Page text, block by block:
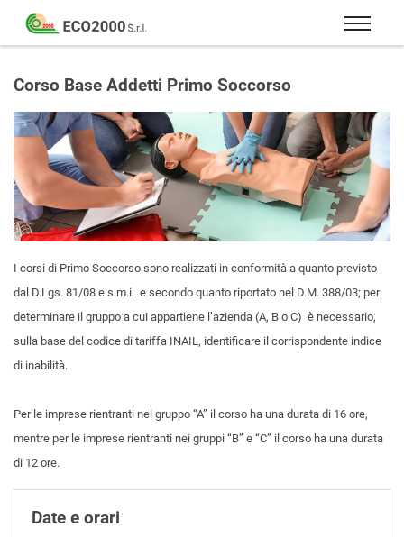
Eco
2000
Formazione
consulenza
per
la
sicurezza
sul
lavoro
–
81/08
Corso Base Addetti Primo Soccorso
I corsi di Primo Soccorso sono realizzati in conformità a quanto previsto
dal D.Lgs. 81/08 e s.m.i. e secondo quanto riportato nel D.M. 388/03; per
determinare il gruppo a cui appartiene l’azienda (A, B o C) è necessario,
sulla base del codice di tariffa INAIL, identificare il corrispondente indice
di inabilità.
Per le imprese rientranti nel gruppo “A” il corso ha una durata di 16 ore,
mentre per le imprese rientranti nei gruppi “B” e “C” il corso ha una durata
di 12 ore.
Date e orari